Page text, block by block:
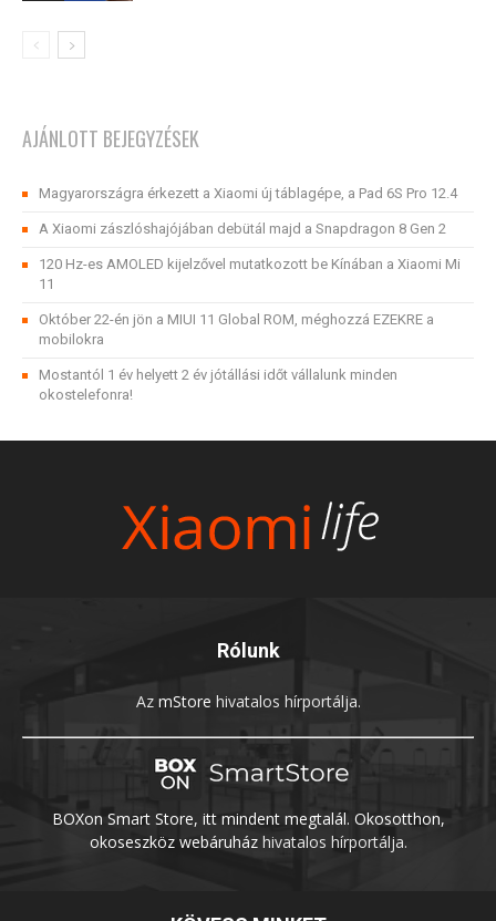
AJÁNLOTT BEJEGYZÉSEK
Magyarországra érkezett a Xiaomi új táblagépe, a Pad 6S Pro 12.4
A Xiaomi zászlóshajójában debütál majd a Snapdragon 8 Gen 2
120 Hz-es AMOLED kijelzővel mutatkozott be Kínában a Xiaomi Mi
11
Október 22-én jön a MIUI 11 Global ROM, méghozzá EZEKRE a
mobilokra
Mostantól 1 év helyett 2 év jótállási időt vállalunk minden
okostelefonra!
Rólunk
Az mStore hivatalos hírportálja.
BOXon Smart Store, itt mindent megtalál. Okosotthon,
okoseszköz webáruházhivatalos hírportálja.